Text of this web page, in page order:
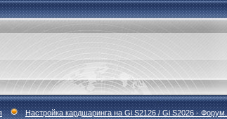
Настройка кардшаринга на Gi S2126 / Gi S2026 - Форум.